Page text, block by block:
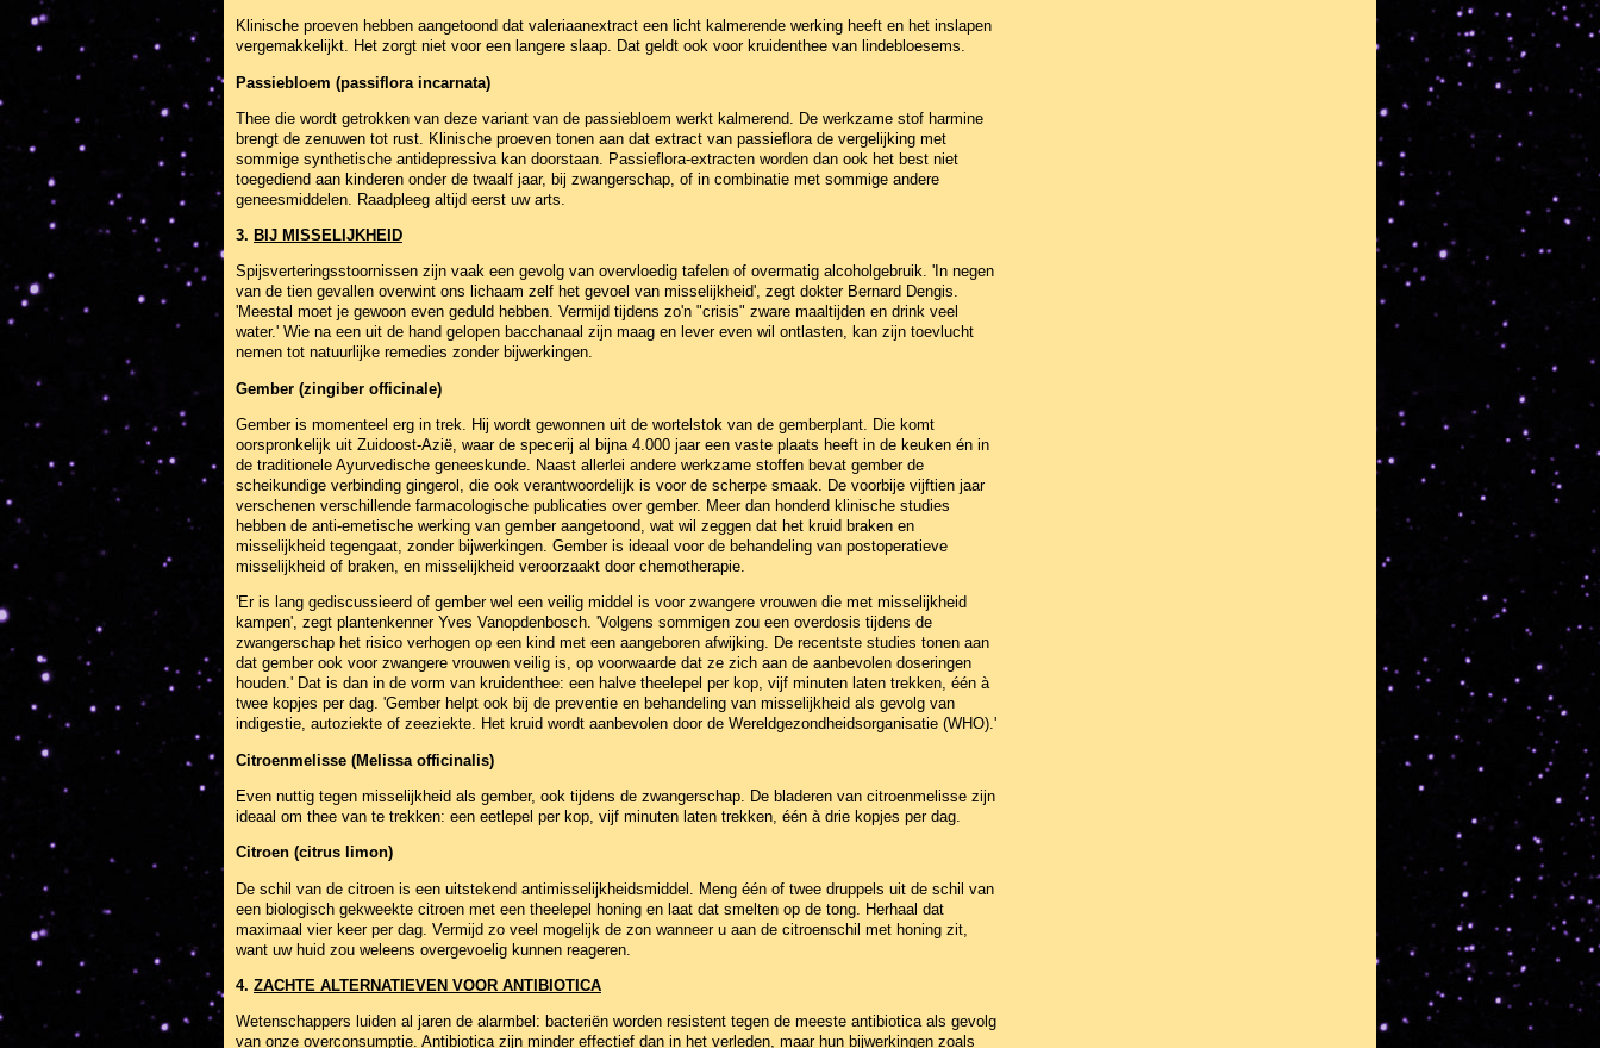
Klinische proeven hebben aangetoond dat valeriaanextract een licht kalmerende werking heeft en het inslapen
vergemakkelijkt. Het zorgt niet voor een langere slaap. Dat geldt ook voor kruidenthee van lindebloesems.
Passiebloem (passiflora incarnata)
Thee die wordt getrokken van deze variant van de passiebloem werkt kalmerend. De werkzame stof harmine
brengt de zenuwen tot rust. Klinische proeven tonen aan dat extract van passieflora de vergelijking met
sommige synthetische antidepressiva kan doorstaan. Passieflora-extracten worden dan ook het best niet
toegediend aan kinderen onder de twaalf jaar, bij zwangerschap, of in combinatie met sommige andere
geneesmiddelen. Raadpleeg altijd eerst uw arts.
3. BIJ MISSELIJKHEID
Spijsverteringsstoornissen zijn vaak een gevolg van overvloedig tafelen of overmatig alcoholgebruik. 'In negen
van de tien gevallen overwint ons lichaam zelf het gevoel van misselijkheid', zegt dokter Bernard Dengis.
'Meestal moet je gewoon even geduld hebben. Vermijd tijdens zo'n "crisis" zware maaltijden en drink veel
water.' Wie na een uit de hand gelopen bacchanaal zijn maag en lever even wil ontlasten, kan zijn toevlucht
nemen tot natuurlijke remedies zonder bijwerkingen.
Gember (zingiber officinale)
Gember is momenteel erg in trek. Hij wordt gewonnen uit de wortelstok van de gemberplant. Die komt
oorspronkelijk uit Zuidoost-Azië, waar de specerij al bijna 4.000 jaar een vaste plaats heeft in de keuken én in
de traditionele Ayurvedische geneeskunde. Naast allerlei andere werkzame stoffen bevat gember de
scheikundige verbinding gingerol, die ook verantwoordelijk is voor de scherpe smaak. De voorbije vijftien jaar
verschenen verschillende farmacologische publicaties over gember. Meer dan honderd klinische studies
hebben de anti-emetische werking van gember aangetoond, wat wil zeggen dat het kruid braken en
misselijkheid tegengaat, zonder bijwerkingen. Gember is ideaal voor de behandeling van postoperatieve
misselijkheid of braken, en misselijkheid veroorzaakt door chemotherapie.
'Er is lang gediscussieerd of gember wel een veilig middel is voor zwangere vrouwen die met misselijkheid
kampen', zegt plantenkenner Yves Vanopdenbosch. 'Volgens sommigen zou een overdosis tijdens de
zwangerschap het risico verhogen op een kind met een aangeboren afwijking. De recentste studies tonen aan
dat gember ook voor zwangere vrouwen veilig is, op voorwaarde dat ze zich aan de aanbevolen doseringen
houden.' Dat is dan in de vorm van kruidenthee: een halve theelepel per kop, vijf minuten laten trekken, één à
twee kopjes per dag. 'Gember helpt ook bij de preventie en behandeling van misselijkheid als gevolg van
indigestie, autoziekte of zeeziekte. Het kruid wordt aanbevolen door de Wereldgezondheidsorganisatie (WHO).'
Citroenmelisse (Melissa officinalis)
Even nuttig tegen misselijkheid als gember, ook tijdens de zwangerschap. De bladeren van citroenmelisse zijn
ideaal om thee van te trekken: een eetlepel per kop, vijf minuten laten trekken, één à drie kopjes per dag.
Citroen (citrus limon)
De schil van de citroen is een uitstekend antimisselijkheidsmiddel. Meng één of twee druppels uit de schil van
een biologisch gekweekte citroen met een theelepel honing en laat dat smelten op de tong. Herhaal dat
maximaal vier keer per dag. Vermijd zo veel mogelijk de zon wanneer u aan de citroenschil met honing zit,
want uw huid zou weleens overgevoelig kunnen reageren.
4. ZACHTE ALTERNATIEVEN VOOR ANTIBIOTICA
Wetenschappers luiden al jaren de alarmbel: bacteriën worden resistent tegen de meeste antibiotica als gevolg
van onze overconsumptie. Antibiotica zijn minder effectief dan in het verleden, maar hun bijwerkingen zoals